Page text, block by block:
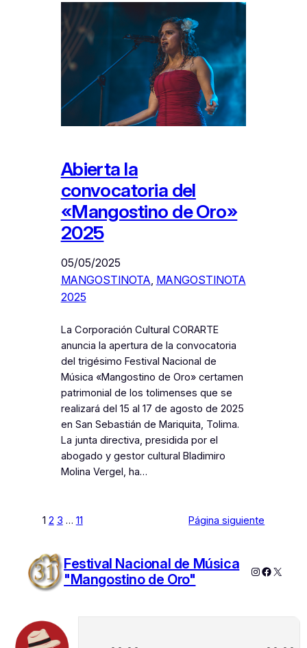
Abierta la
convocatoria del
«Mangostino de Oro»
2025
05/05/2025
MANGOSTINOTA MANGOSTINOTA
2025
La Corporación Cultural CORARTE
anuncia la apertura de la convocatoria
del trigésimo Festival Nacional de
Música «Mangostino de Oro» certamen
patrimonial de los tolimenses que se
realizará del 15 al 17 de agosto de 2025
en San Sebastián de Mariquita, Tolima.
La junta directiva, presidida por el
abogado y gestor cultural Bladimiro
Molina Vergel, ha…
1 2 3 … 11 Página siguiente
Festival Nacional de Música
"Mangostino de Oro"
Instagram
X